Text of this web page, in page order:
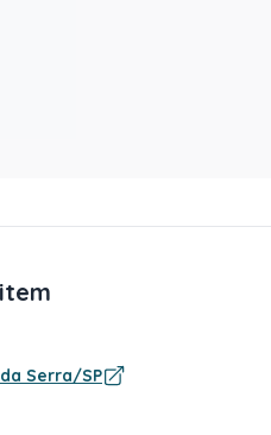
Serra/SP